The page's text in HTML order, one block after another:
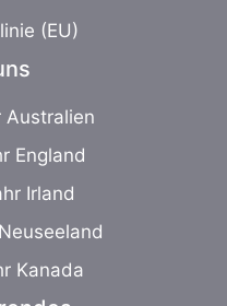
(EU)
Australien
England
Irland
Kanada